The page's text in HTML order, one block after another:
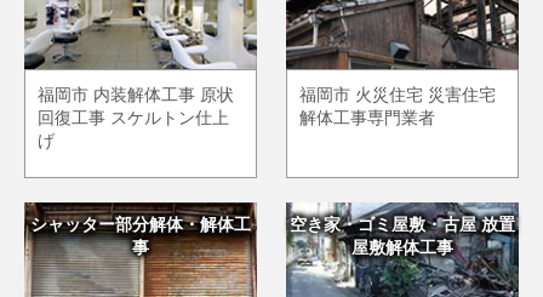
福岡市 内装解体工事 原状
回復工事 スケルトン仕上
げ
福岡市 火災住宅 災害住宅
解体工事専門業者
シャッター部分解体・解体工
事
空き家・ゴミ屋敷・古屋 放置
屋敷解体工事